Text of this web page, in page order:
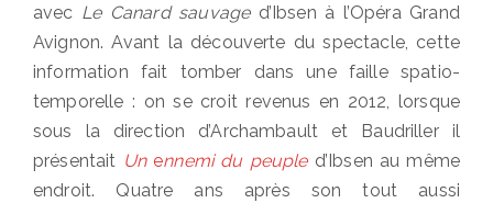
avec Le Canard sauvage d’Ibsen à l’Opéra Grand
Avignon. Avant la découverte du spectacle, cette
information fait tomber dans une faille spatio-
temporelle : on se croit revenus en 2012, lorsque
sous la direction d’Archambault et Baudriller il
présentait Unennemi du peupled’Ibsen au même
endroit. Quatre ans après son tout aussi